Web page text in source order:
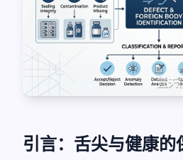
引言：舌尖与健康